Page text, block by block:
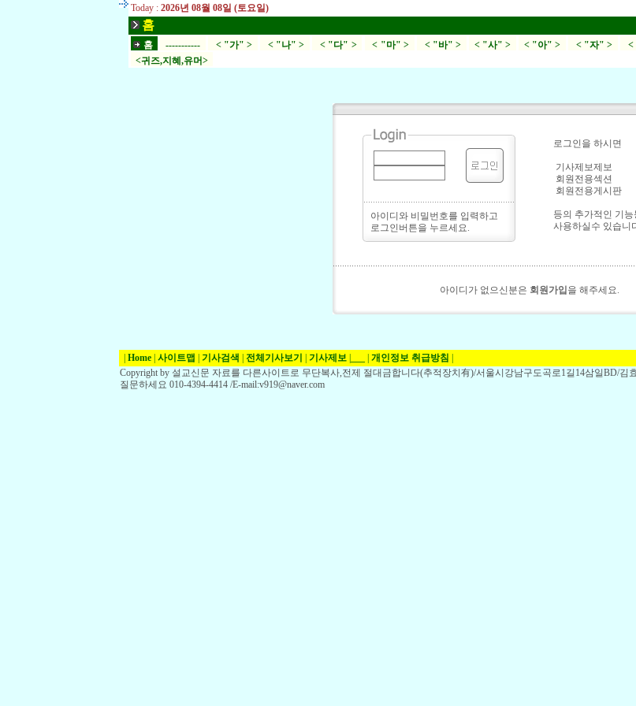
Today : 2026년 08월 08일 (토요일)
홈
홈
----------- < "가" > < "나" > < "다" > < "마" > < "바" > < "사" > < "아" > < "자" > <
<귀즈,지혜,유머>
아이디와 비밀번호를 입력하고
로그인버튼을 누르세요.
로그인을 하시면
기사제보제보
회원전용섹션
회원전용게시판
등의 추가적인 기능
사용하실수 있습니
아이디가 없으신분은 회원가입 을 해주세요.
Home 사이트맵 기사검색 전체기사보기 기사제보 개인정보 취급방침
Copyright by 설교신문 자료를 다른사이트로 무단복사,전제 절대금합니다(추적장치有)/서울시강남구도곡로1길14삼일BD/김
질문하세요 010-4394-4414 /E-mail:v919@naver.com